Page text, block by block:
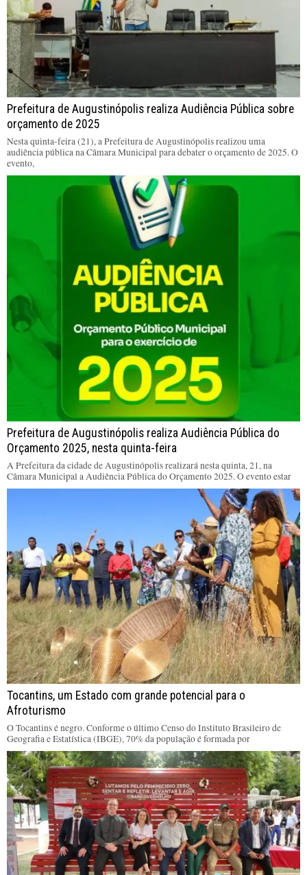
Prefeitura de Augustinópolis realiza Audiência Pública sobre
orçamento de 2025
Nesta quinta-feira (21), a Prefeitura de Augustinópolis realizou uma
audiência pública na Câmara Municipal para debater o orçamento de 2025. O
evento,
Prefeitura de Augustinópolis realiza Audiência Pública do
Orçamento 2025, nesta quinta-feira
A Prefeitura da cidade de Augustinópolis realizará nesta quinta, 21, na
Câmara Municipal a Audiência Pública do Orçamento 2025. O evento estar
Tocantins, um Estado com grande potencial para o
Afroturismo
O Tocantins é negro. Conforme o último Censo do Instituto Brasileiro de
Geografia e Estatística (IBGE), 70% da população é formada por